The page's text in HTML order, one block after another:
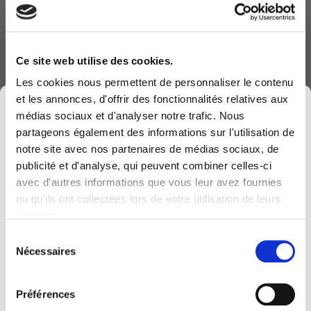
Ce site web utilise des cookies.
Les cookies nous permettent de personnaliser le contenu
et les annonces, d'offrir des fonctionnalités relatives aux
médias sociaux et d'analyser notre trafic. Nous
partageons également des informations sur l'utilisation de
notre site avec nos partenaires de médias sociaux, de
publicité et d'analyse, qui peuvent combiner celles-ci
avec d'autres informations que vous leur avez fournies
ou qu'ils ont collectées lors de votre utilisation de leurs
Nécessaires
Préférences
Computerland devient KEYES, votre partenaire
belge de référence en solutions digitales, alliant
Cette évolution marque une nouvelle étape, avec
plateforme innovante conçue
pour transformer la manière
ensemble.
Avec Loop, donnez à votre
entreprise un avantage
concurrentiel en facilitant le
partage d'idées, la création
collective et la prise de décisions
informées, transformant ainsi la
façon dont vous travaillez au